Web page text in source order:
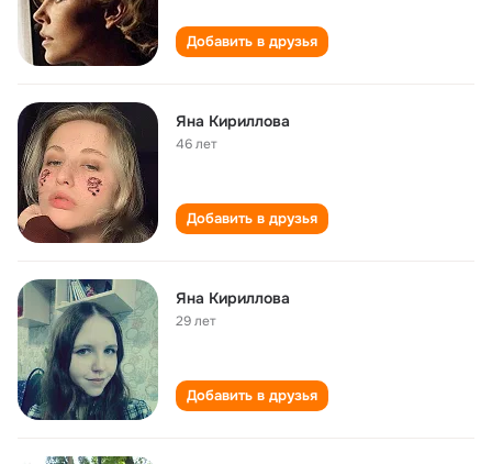
Добавить в друзья
Яна Кириллова
46 лет
Добавить в друзья
Яна Кириллова
29 лет
Добавить в друзья